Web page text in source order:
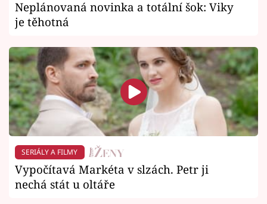
Neplánovaná novinka a totální šok: Viky
je těhotná
SERIÁLY A FILMY
Vypočítavá Markéta v slzách. Petr ji
nechá stát u oltáře